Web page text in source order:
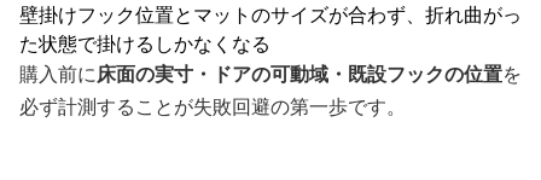
壁掛けフック位置とマットのサイズが合わず、折れ曲がっ
た状態で掛けるしかなくなる
購入前に床面の実寸・ドアの可動域・既設フックの位置を
必ず計測することが失敗回避の第一歩です。